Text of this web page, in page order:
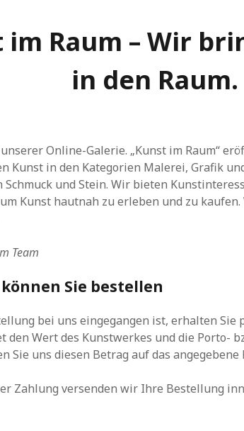
im Raum – Wir
in den Raum.
Online-Galerie. „Kunst im Raum“
Kunst in den Kategorien Malerei, Grafik
Schmuck und Stein. Wir bieten
Kunst hautnah zu erleben und zu kaufen.
Team
Sie bestellen
bei uns eingegangen ist, erhalten Sie
den Wert des Kunstwerkes und die Porto-
Sie uns diesen Betrag auf das angegebene
Zahlung versenden wir Ihre Bestellung